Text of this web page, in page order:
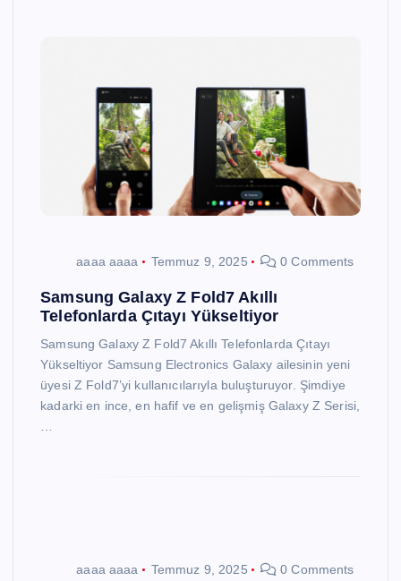
aaaa aaaa Temmuz 9, 2025 0 Comments
Samsung Galaxy Z Fold7 Akıllı
Telefonlarda Çıtayı Yükseltiyor
Samsung Galaxy Z Fold7 Akıllı Telefonlarda Çıtayı
Yükseltiyor Samsung Electronics Galaxy ailesinin yeni
üyesi Z Fold7’yi kullanıcılarıyla buluşturuyor. Şimdiye
kadarki en ince, en hafif ve en gelişmiş Galaxy Z Serisi,
aaaa aaaa Temmuz 9, 2025 0 Comments